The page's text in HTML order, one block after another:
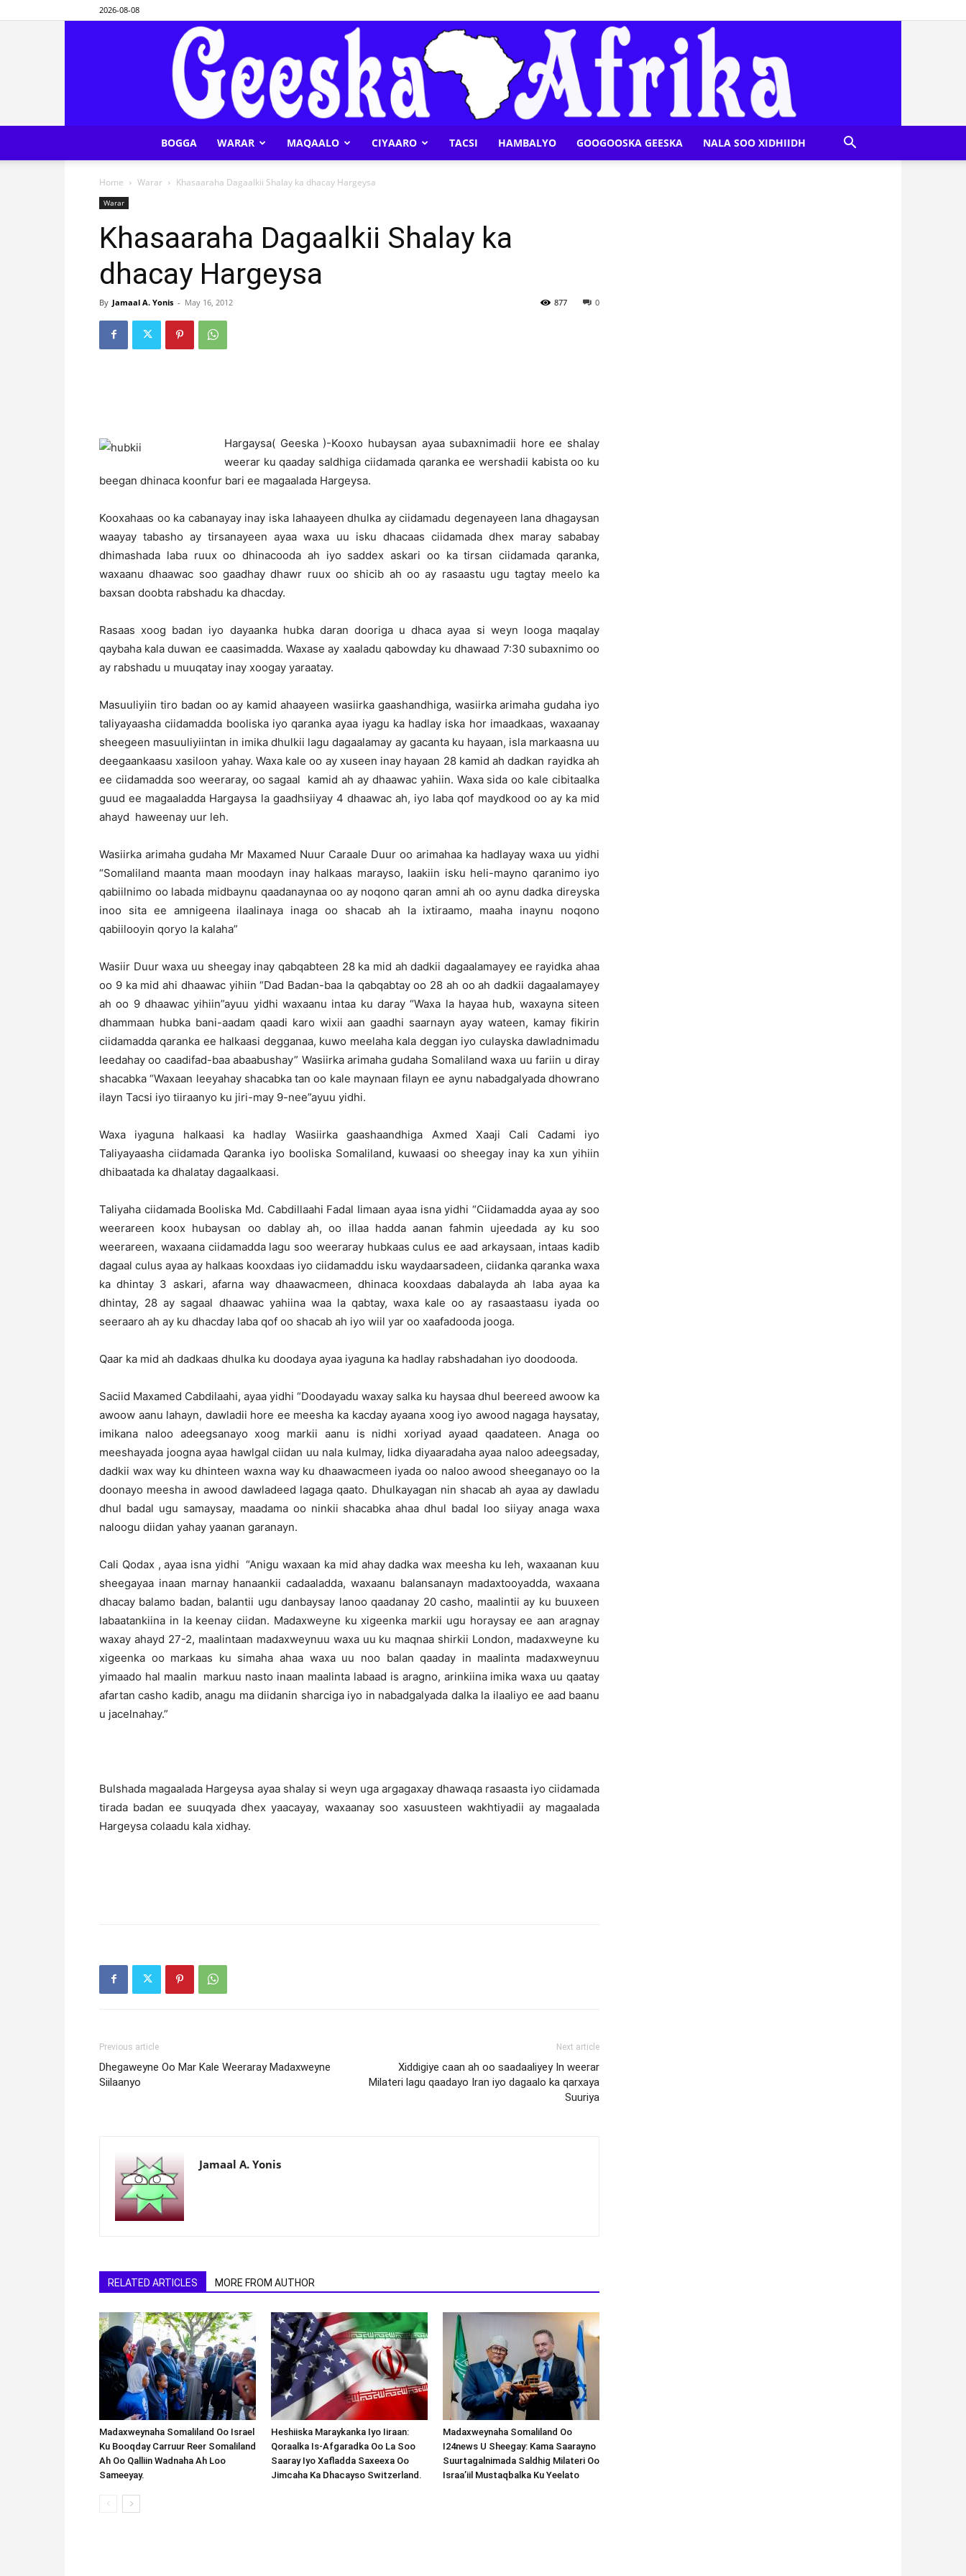
2026-08-08
BOGGA WARAR MAQAALO CIYAARO TACSI HAMBALYO GOOGOOSKA GEESKA NALA SOO XIDHIIDH
Home Warar Khasaaraha Dagaalkii Shalay ka dhacay Hargeysa
Warar
Khasaaraha Dagaalkii Shalay ka
dhacay Hargeysa
By Jamaal A. Yonis - May 16, 2012 0
877
Hargaysa( Geeska )-Kooxo hubaysan ayaa subaxnimadii hore ee shalay
weerar ku qaaday saldhiga ciidamada qaranka ee wershadii kabista oo ku
beegan dhinaca koonfur bari ee magaalada Hargeysa.
Kooxahaas oo ka cabanayay inay iska lahaayeen dhulka ay ciidamadu degenayeen lana dhagaysan
waayay tabasho ay tirsanayeen ayaa waxa uu isku dhacaas ciidamada dhex maray sababay
dhimashada laba ruux oo dhinacooda ah iyo saddex askari oo ka tirsan ciidamada qaranka,
waxaanu dhaawac soo gaadhay dhawr ruux oo shicib ah oo ay rasaastu ugu tagtay meelo ka
baxsan doobta rabshadu ka dhacday.
Rasaas xoog badan iyo dayaanka hubka daran dooriga u dhaca ayaa si weyn looga maqalay
qaybaha kala duwan ee caasimadda. Waxase ay xaaladu qabowday ku dhawaad 7:30 subaxnimo oo
ay rabshadu u muuqatay inay xoogay yaraatay.
Masuuliyiin tiro badan oo ay kamid ahaayeen wasiirka gaashandhiga, wasiirka arimaha gudaha iyo
taliyayaasha ciidamadda booliska iyo qaranka ayaa iyagu ka hadlay iska hor imaadkaas, waxaanay
sheegeen masuuliyiintan in imika dhulkii lagu dagaalamay ay gacanta ku hayaan, isla markaasna uu
deegaankaasu xasiloon yahay. Waxa kale oo ay xuseen inay hayaan 28 kamid ah dadkan rayidka ah
ee ciidamadda soo weeraray, oo sagaal kamid ah ay dhaawac yahiin. Waxa sida oo kale cibitaalka
guud ee magaaladda Hargaysa la gaadhsiiyay 4 dhaawac ah, iyo laba qof maydkood oo ay ka mid
ahayd haweenay uur leh.
Wasiirka arimaha gudaha Mr Maxamed Nuur Caraale Duur oo arimahaa ka hadlayay waxa uu yidhi
“Somaliland maanta maan moodayn inay halkaas marayso, laakiin isku heli-mayno qaranimo iyo
qabiilnimo oo labada midbaynu qaadanaynaa oo ay noqono qaran amni ah oo aynu dadka direyska
inoo sita ee amnigeena ilaalinaya inaga oo shacab ah la ixtiraamo, maaha inaynu noqono
qabiilooyin qoryo la kalaha”
Wasiir Duur waxa uu sheegay inay qabqabteen 28 ka mid ah dadkii dagaalamayey ee rayidka ahaa
oo 9 ka mid ahi dhaawac yihiin “Dad Badan-baa la qabqabtay oo 28 ah oo ah dadkii dagaalamayey
ah oo 9 dhaawac yihiin”ayuu yidhi waxaanu intaa ku daray “Waxa la hayaa hub, waxayna siteen
dhammaan hubka bani-aadam qaadi karo wixii aan gaadhi saarnayn ayay wateen, kamay fikirin
ciidamadda qaranka ee halkaasi degganaa, kuwo meelaha kala deggan iyo culayska dawladnimadu
leedahay oo caadifad-baa abaabushay” Wasiirka arimaha gudaha Somaliland waxa uu fariin u diray
shacabka “Waxaan leeyahay shacabka tan oo kale maynaan filayn ee aynu nabadgalyada dhowrano
ilayn Tacsi iyo tiiraanyo ku jiri-may 9-nee”ayuu yidhi.
Waxa iyaguna halkaasi ka hadlay Wasiirka gaashaandhiga Axmed Xaaji Cali Cadami iyo
Taliyayaasha ciidamada Qaranka iyo booliska Somaliland, kuwaasi oo sheegay inay ka xun yihiin
dhibaatada ka dhalatay dagaalkaasi.
Taliyaha ciidamada Booliska Md. Cabdillaahi Fadal Iimaan ayaa isna yidhi “Ciidamadda ayaa ay soo
weerareen koox hubaysan oo dablay ah, oo illaa hadda aanan fahmin ujeedada ay ku soo
weerareen, waxaana ciidamadda lagu soo weeraray hubkaas culus ee aad arkaysaan, intaas kadib
dagaal culus ayaa ay halkaas kooxdaas iyo ciidamaddu isku waydaarsadeen, ciidanka qaranka waxa
ka dhintay 3 askari, afarna way dhaawacmeen, dhinaca kooxdaas dabalayda ah laba ayaa ka
dhintay, 28 ay sagaal dhaawac yahiina waa la qabtay, waxa kale oo ay rasaastaasu iyada oo
seeraaro ah ay ku dhacday laba qof oo shacab ah iyo wiil yar oo xaafadooda jooga.
Qaar ka mid ah dadkaas dhulka ku doodaya ayaa iyaguna ka hadlay rabshadahan iyo doodooda.
Saciid Maxamed Cabdilaahi, ayaa yidhi “Doodayadu waxay salka ku haysaa dhul beereed awoow ka
awoow aanu lahayn, dawladii hore ee meesha ka kacday ayaana xoog iyo awood nagaga haysatay,
imikana naloo adeegsanayo xoog markii aanu is nidhi xoriyad ayaad qaadateen. Anaga oo
meeshayada joogna ayaa hawlgal ciidan uu nala kulmay, lidka diyaaradaha ayaa naloo adeegsaday,
dadkii wax way ku dhinteen waxna way ku dhaawacmeen iyada oo naloo awood sheeganayo oo la
doonayo meesha in awood dawladeed lagaga qaato. Dhulkayagan nin shacab ah ayaa ay dawladu
dhul badal ugu samaysay, maadama oo ninkii shacabka ahaa dhul badal loo siiyay anaga waxa
naloogu diidan yahay yaanan garanayn.
Cali Qodax , ayaa isna yidhi “Anigu waxaan ka mid ahay dadka wax meesha ku leh, waxaanan kuu
sheegayaa inaan marnay hanaankii cadaaladda, waxaanu balansanayn madaxtooyadda, waxaana
dhacay balamo badan, balantii ugu danbaysay lanoo qaadanay 20 casho, maalintii ay ku buuxeen
labaatankiina in la keenay ciidan. Madaxweyne ku xigeenka markii ugu horaysay ee aan aragnay
waxay ahayd 27-2, maalintaan madaxweynuu waxa uu ku maqnaa shirkii London, madaxweyne ku
xigeenka oo markaas ku simaha ahaa waxa uu noo balan qaaday in maalinta madaxweynuu
yimaado hal maalin markuu nasto inaan maalinta labaad is aragno, arinkiina imika waxa uu qaatay
afartan casho kadib, anagu ma diidanin sharciga iyo in nabadgalyada dalka la ilaaliyo ee aad baanu
u jacelnahay.”
Bulshada magaalada Hargeysa ayaa shalay si weyn uga argagaxay dhawaqa rasaasta iyo ciidamada
tirada badan ee suuqyada dhex yaacayay, waxaanay soo xasuusteen wakhtiyadii ay magaalada
Hargeysa colaadu kala xidhay.
Previous article
Dhegaweyne Oo Mar Kale Weeraray Madaxweyne
Siilaanyo
Next article
Xiddigiye caan ah oo saadaaliyey In weerar
Milateri lagu qaadayo Iran iyo dagaalo ka qarxaya
Suuriya
Jamaal A. Yonis
RELATED ARTICLES MORE FROM AUTHOR
Madaxweynaha Somaliland Oo Israel
Ku Booqday Carruur Reer Somaliland
Ah Oo Qalliin Wadnaha Ah Loo
Sameeyay.
Heshiiska Maraykanka Iyo Iiraan:
Qoraalka Is-Afgaradka Oo La Soo
Saaray Iyo Xafladda Saxeexa Oo
Jimcaha Ka Dhacayso Switzerland.
Madaxweynaha Somaliland Oo
I24news U Sheegay: Kama Saarayno
Suurtagalnimada Saldhig Milateri Oo
Israa’iil Mustaqbalka Ku Yeelato